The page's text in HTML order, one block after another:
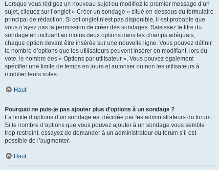
Lorsque vous rédigez un nouveau sujet ou modifiez le premier message d’un
sujet, cliquez sur l’onglet « Créer un sondage » situé en-dessous du formulaire
principal de rédaction. Si cet onglet n’est pas disponible, il est probable que
vous n’ayez pas la permission de créer des sondages. Saisissez le titre du
sondage en incluant au moins deux options dans les champs adéquats,
chaque option devant être insérée sur une nouvelle ligne. Vous pouvez définir
le nombre d’options que les utilisateurs peuvent insérer en modifiant, lors du
vote, le nombre des « Options par utilisateur ». Vous pouvez également
spécifier une limite de temps en jours et autoriser ou non les utilisateurs à
modifier leurs votes.
Haut
Pourquoi ne puis-je pas ajouter plus d’options à un sondage ?
La limite d’options d’un sondage est décidée par les administrateurs du forum.
Si le nombre d’options que vous pouvez ajouter à un sondage vous semble
trop restreint, essayez de demander à un administrateur du forum s’il est
possible de l’augmenter.
Haut